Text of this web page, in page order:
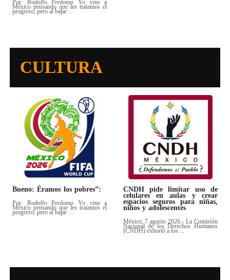
Por: Rodolfo Perdomo Yo vine a
México pensando que les traíamos el
progreso, pero al bajar ...
CULTURA
Bueno: Éramos los pobres”:
Por: Rodolfo Perdomo Yo vine a
México pensando que les traíamos el
progreso, pero al bajar ...
CNDH pide limitar uso de
celulares en aulas y crear
espacios seguros para niñas,
niños y adolescentes
México, 7 agosto 2026.- La Comisión
Nacional de los Derechos Humanos
(CNDH) exhortó a los ...